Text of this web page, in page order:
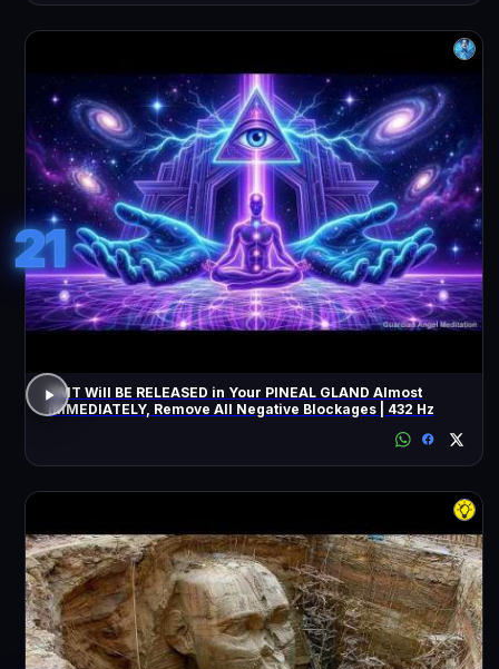
21
DMT Will BE RELEASED in Your PINEAL GLAND Almost
IMMEDIATELY, Remove All Negative Blockages | 432 Hz